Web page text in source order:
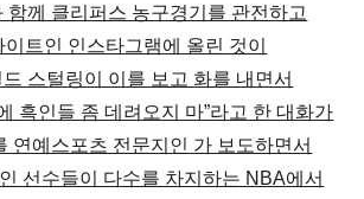
함께 클리퍼스 농구경기를 관전하고
트인 인스타그램에 올린 것이
스털링이 이를 보고 화를 내면서
흑인들 좀 데려오지 마”라고 한 대화가
연예스포츠 전문지인 가 보도하면서
선수들이 다수를 차지하는 NBA에서